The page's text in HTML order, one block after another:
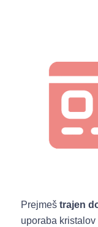
Prejmeš trajen
uporaba kristalov